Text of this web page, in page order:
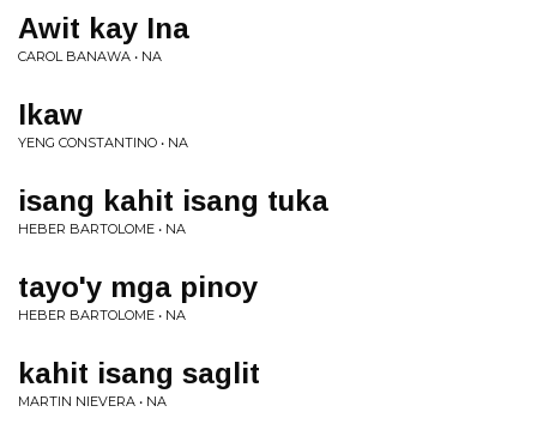
Awit kay Ina
CAROL BANAWA • NA
Ikaw
YENG CONSTANTINO • NA
isang kahit isang tuka
HEBER BARTOLOME • NA
tayo'y mga pinoy
HEBER BARTOLOME • NA
kahit isang saglit
MARTIN NIEVERA • NA